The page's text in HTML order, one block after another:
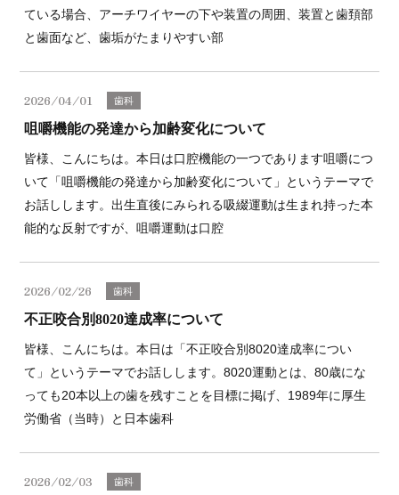
ている場合、アーチワイヤーの下や装置の周囲、装置と歯頚部
と歯面など、歯垢がたまりやすい部
2026/04/01 歯科
咀嚼機能の発達から加齢変化について
皆様、こんにちは。本日は口腔機能の一つであります咀嚼につ
いて「咀嚼機能の発達から加齢変化について」というテーマで
お話しします。出生直後にみられる吸綴運動は生まれ持った本
能的な反射ですが、咀嚼運動は口腔
2026/02/26 歯科
不正咬合別8020達成率について
皆様、こんにちは。本日は「不正咬合別8020達成率につい
て」というテーマでお話しします。8020運動とは、80歳にな
っても20本以上の歯を残すことを目標に掲げ、1989年に厚生
労働省（当時）と日本歯科
2026/02/03 歯科